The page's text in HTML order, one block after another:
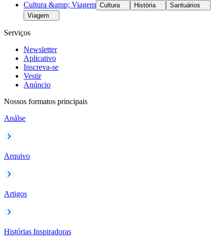
Cultura &amp; Viagem Cultura História
Santuários
Viagem
Serviços
Newsletter
Aplicativo
Inscreva-se
Vestir
Anúncio
Nossos formatos principais
Análse
Arquivo
Artigos
Histórias Inspiradoras